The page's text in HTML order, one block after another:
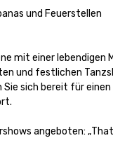
und Feuerstellen
mit einer lebendigen
und festlichen
sich bereit für
angeboten: